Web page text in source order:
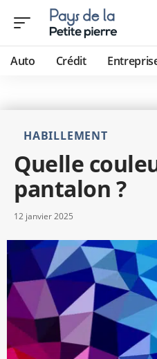
Auto Crédit
HABILLEMENT
Quelle
pantalon ?
12 janvier 2025